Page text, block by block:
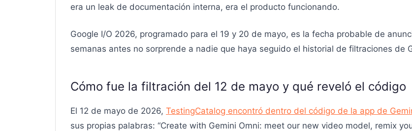
era un leak de documentación interna, era el producto funcionando.
Google I/O 2026, programado para el 19 y 20 de mayo, es la fecha probable de
semanas antes no sorprende a nadie que haya seguido el historial de filtraciones de
Cómo fue la filtración del 12 de mayo y qué reveló el código
El 12 de mayo de 2026, TestingCatalog encontró dentro del código de la app de
sus propias palabras: “Create with Gemini Omni: meet our new video model, remix